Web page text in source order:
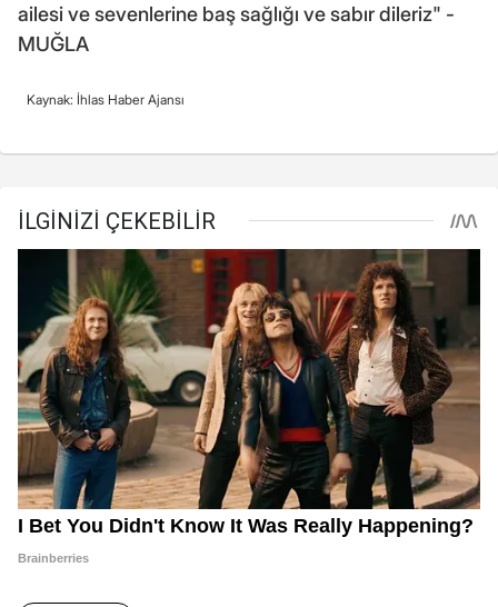
ailesi ve sevenlerine baş sağlığı ve sabır dileriz" -
MUĞLA
Kaynak: İhlas Haber Ajansı